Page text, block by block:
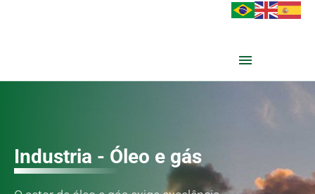
Industria - Óleo e gás